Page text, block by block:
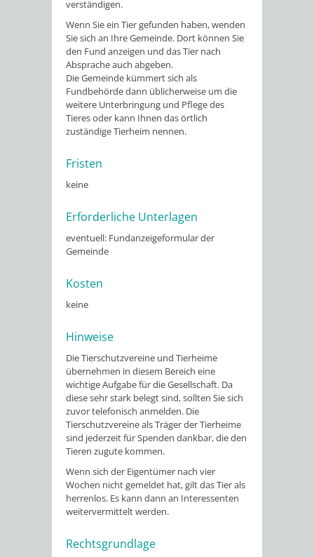
verständigen.
Wenn Sie ein Tier gefunden haben, wenden
Sie sich an Ihre Gemeinde. Dort können Sie
den Fund anzeigen und das Tier nach
Absprache auch abgeben.
Die Gemeinde kümmert sich als
Fundbehörde dann üblicherweise um die
weitere Unterbringung und Pflege des
Tieres oder kann Ihnen das örtlich
zuständige Tierheim nennen.
Fristen
keine
Erforderliche Unterlagen
eventuell: Fundanzeigeformular der
Gemeinde
Kosten
keine
Hinweise
Die Tierschutzvereine und Tierheime
übernehmen in diesem Bereich eine
wichtige Aufgabe für die Gesellschaft. Da
diese sehr stark belegt sind, sollten Sie sich
zuvor telefonisch anmelden. Die
Tierschutzvereine als Träger der Tierheime
sind jederzeit für Spenden dankbar, die den
Tieren zugute kommen.
Wenn sich der Eigentümer nach vier
Wochen nicht gemeldet hat, gilt das Tier als
herrenlos. Es kann dann an Interessenten
weitervermittelt werden.
Rechtsgrundlage